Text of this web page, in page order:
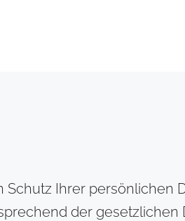
Ihrer persönlichen
der